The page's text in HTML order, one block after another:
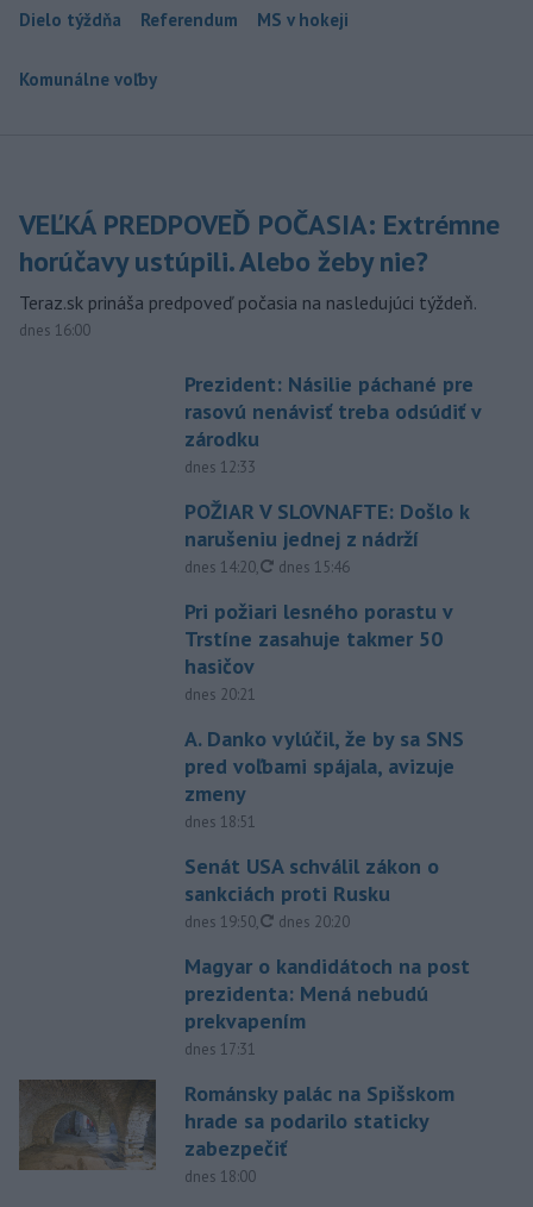
Dielo týždňa Referendum MS v hokeji
Komunálne voľby
VEĽKÁ PREDPOVEĎ POČASIA: Extrémne
horúčavy ustúpili. Alebo žeby nie?
Teraz.sk prináša predpoveď počasia na nasledujúci týždeň.
dnes 16:00
Prezident: Násilie páchané pre
rasovú nenávisť treba odsúdiť v
zárodku
dnes 12:33
POŽIAR V SLOVNAFTE: Došlo k
narušeniu jednej z nádrží
dnes 14:20, aktualizované
dnes 15:46
Pri požiari lesného porastu v
Trstíne zasahuje takmer 50
hasičov
dnes 20:21
A. Danko vylúčil, že by sa SNS
pred voľbami spájala, avizuje
zmeny
dnes 18:51
Senát USA schválil zákon o
sankciách proti Rusku
dnes 19:50, aktualizované
dnes 20:20
Magyar o kandidátoch na post
prezidenta: Mená nebudú
prekvapením
dnes 17:31
Románsky palác na Spišskom
hrade sa podarilo staticky
zabezpečiť
dnes 18:00